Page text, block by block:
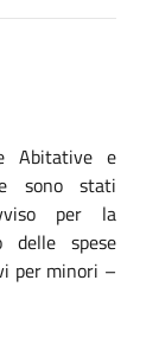
Abitative e
sono stati
per la
delle spese
per minori –